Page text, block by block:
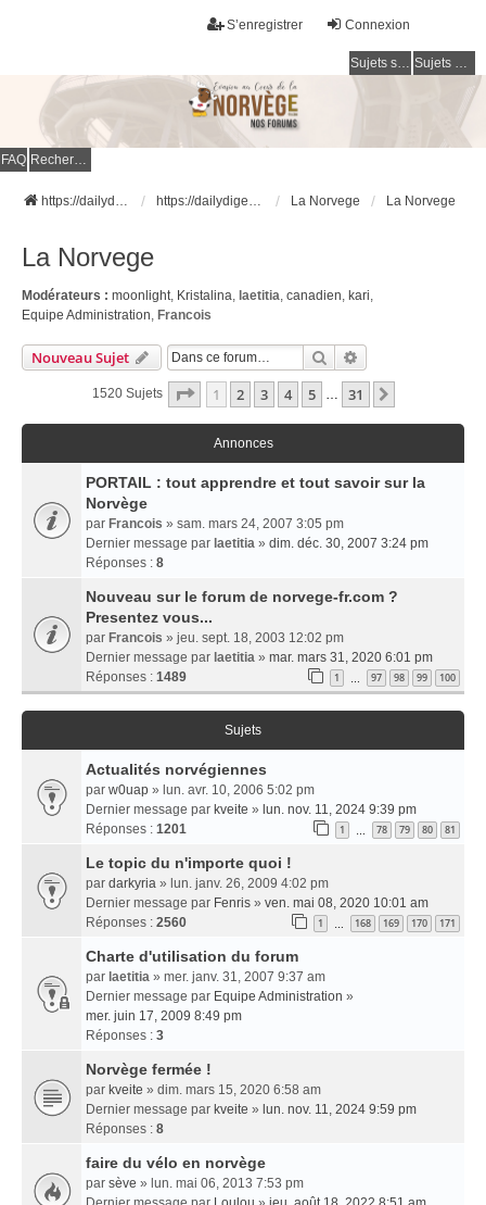
Connexion
S’enregistrer
Sujets sans réponse Sujets actifs
FAQ Rechercher
https://dailydigesthub.com https://dailydigesthub.com La Norvege La Norvege
La Norvege
Modérateurs : moonlight, Kristalina, laetitia, canadien, kari,
Equipe Administration, Francois
Nouveau Sujet Rechercher
1520 Sujets Page 1Sur31
1 2 3 4 5 … 31
Annonces
PORTAIL : tout apprendre et tout savoir sur la
Norvège
par Francois » sam. mars 24, 2007 3:05 pm
Dernier message par laetitia » dim. déc. 30, 2007 3:24 pm
Réponses : 8
Nouveau sur le forum de norvege-fr.com ?
Presentez vous...
par Francois » jeu. sept. 18, 2003 12:02 pm
Dernier message par laetitia » mar. mars 31, 2020 6:01 pm
Réponses : 1489 1 … 97 98 99 100
Sujets
Actualités norvégiennes
par w0uap » lun. avr. 10, 2006 5:02 pm
Dernier message par kveite » lun. nov. 11, 2024 9:39 pm
Réponses : 1201 1 … 78 79 80 81
Le topic du n'importe quoi !
par darkyria » lun. janv. 26, 2009 4:02 pm
Dernier message par Fenris » ven. mai 08, 2020 10:01 am
Réponses : 2560 1 … 168 169 170 171
Charte d'utilisation du forum
par laetitia » mer. janv. 31, 2007 9:37 am
Dernier message par Equipe Administration »
mer. juin 17, 2009 8:49 pm
Réponses : 3
Norvège fermée !
par kveite » dim. mars 15, 2020 6:58 am
Dernier message par kveite » lun. nov. 11, 2024 9:59 pm
Réponses : 8
faire du vélo en norvège
par sève » lun. mai 06, 2013 7:53 pm